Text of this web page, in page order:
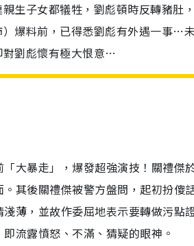
生子女都犠牲，劉彪頓時反轉豬肚
爆料前，已得悉劉彪有外遇一事…
對劉彪懷有極大恨意…
大暴走」，爆發超強演技！關禮傑
其後關禮傑被警方盤問，起初扮傻
薄，並故作委屈地表示要轉做污點
流露憤怒、不滿、猜疑的眼神。